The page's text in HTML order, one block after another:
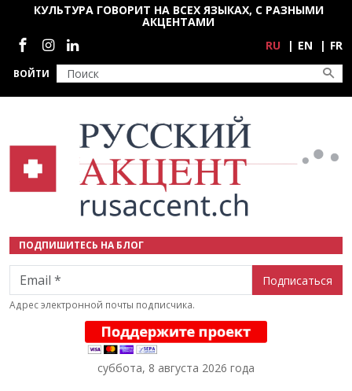
Перейти к основному содержанию
ВОЙТИ
КУЛЬТУРА ГОВОРИТ НА ВСЕХ ЯЗЫКАХ, С РАЗНЫМИ
АКЦЕНТАМИ
Социальные сети
RU EN FR
ПОДПИШИТЕСЬ НА БЛОГ
Email
Адрес электронной почты подписчика.
суббота, 8 августа 2026 года